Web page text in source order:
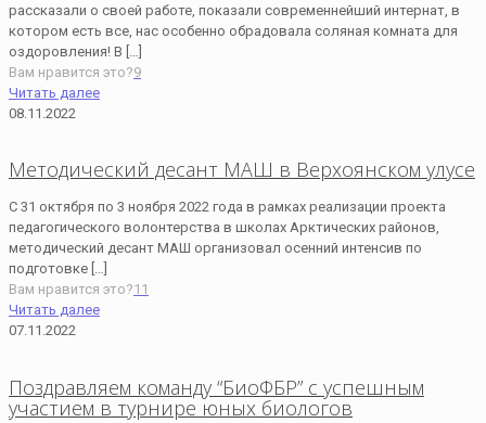
рассказали о своей работе, показали современнейший интернат, в
котором есть все, нас особенно обрадовала соляная комната для
оздоровления! В […]
Вам нравится это?9
Читать далее
08.11.2022
Методический десант МАШ в Верхоянском улусе
С 31 октября по 3 ноября 2022 года в рамках реализации проекта
педагогического волонтерства в школах Арктических районов,
методический десант МАШ организовал осенний интенсив по
подготовке […]
Вам нравится это?11
Читать далее
07.11.2022
Поздравляем команду “БиоФБР” с успешным
участием в турнире юных биологов